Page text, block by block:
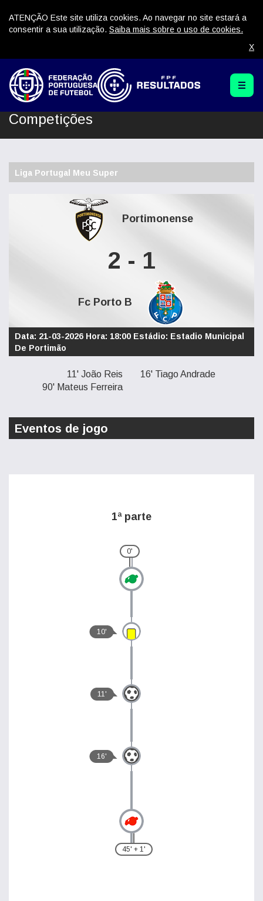
ATENÇÃO Este site utiliza cookies. Ao navegar no site estará a
consentir a sua utilização. Saiba mais sobre o uso de cookies.
X
Competições
Liga Portugal Meu Super
Portimonense
2 - 1
Fc Porto B
Data: 21-03-2026 Hora: 18:00 Estádio: Estadio Municipal
De Portimão
11' João Reis
90' Mateus Ferreira
16' Tiago Andrade
Eventos de jogo
1ª parte
0'
10'
11'
16'
45' + 1'